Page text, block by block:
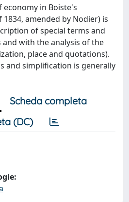
economy in Boiste's
amended by Nodier) is
of special terms and
with the analysis of the
place and quotations).
and simplification is generally
Scheda completa
(DC)